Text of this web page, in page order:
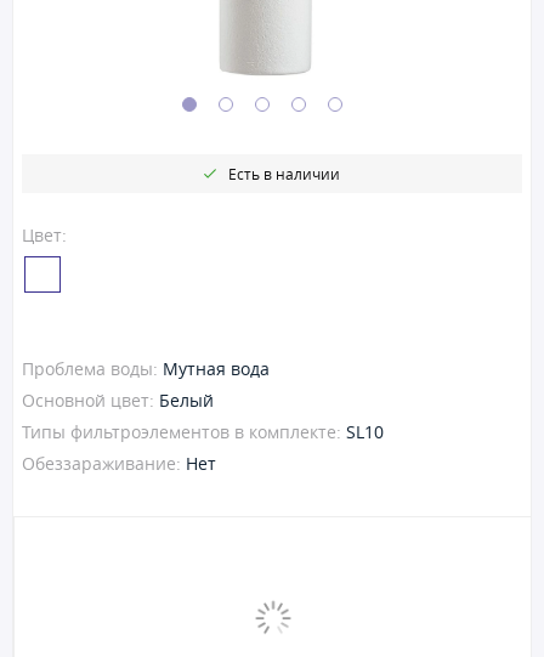
Цвет:
Есть в наличии
Проблема воды: Мутная вода
Основной цвет: Белый
Типы фильтроэлементов в комплекте: SL10
Обеззараживание: Нет